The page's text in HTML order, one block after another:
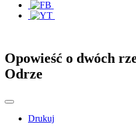
Opowieść o dwóch
Odrze
Drukuj